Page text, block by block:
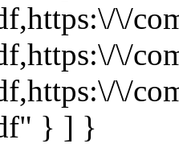
\/
\/
\/
} ] }